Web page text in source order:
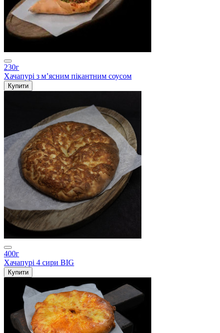
230г
Хачапурі з мʼясним пікантним соусом
Купити
400г
Хачапурі 4 сири BIG
Купити